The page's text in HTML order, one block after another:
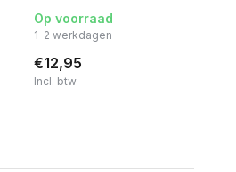
Op voorraad
1-2 werkdagen
€12,95
Incl. btw